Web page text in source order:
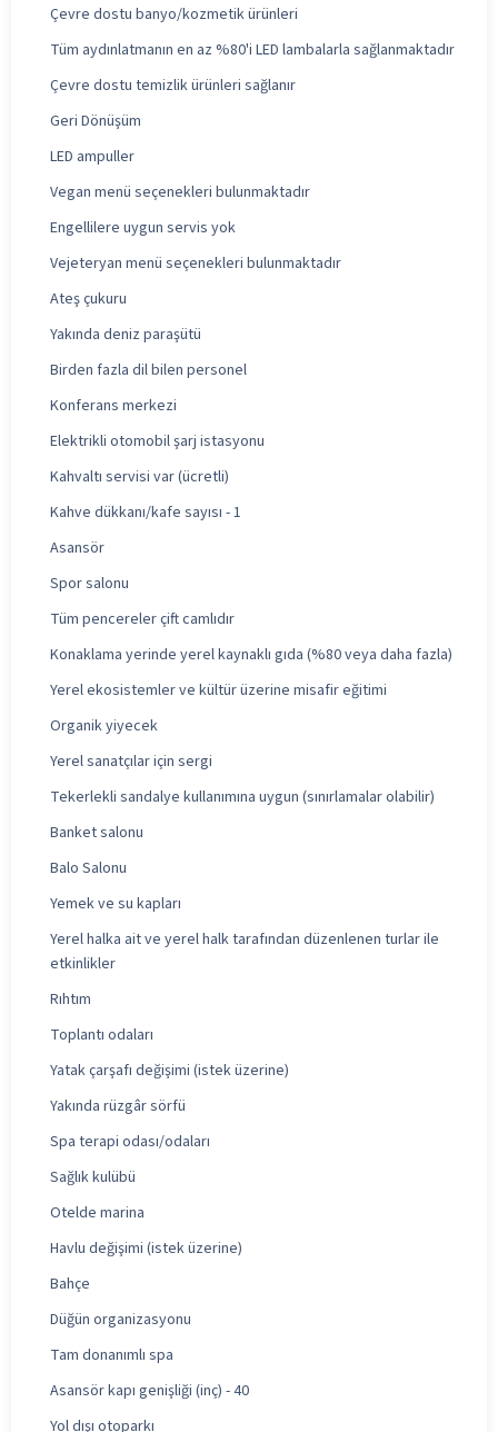
Çevre dostu banyo/kozmetik ürünleri
Tüm aydınlatmanın en az %80'i LED lambalarla sağlanmaktadır
Çevre dostu temizlik ürünleri sağlanır
Geri Dönüşüm
LED ampuller
Vegan menü seçenekleri bulunmaktadır
Engellilere uygun servis yok
Vejeteryan menü seçenekleri bulunmaktadır
Ateş çukuru
Yakında deniz paraşütü
Birden fazla dil bilen personel
Konferans merkezi
Elektrikli otomobil şarj istasyonu
Kahvaltı servisi var (ücretli)
Kahve dükkanı/kafe sayısı - 1
Asansör
Spor salonu
Tüm pencereler çift camlıdır
Konaklama yerinde yerel kaynaklı gıda (%80 veya daha fazla)
Yerel ekosistemler ve kültür üzerine misafir eğitimi
Organik yiyecek
Yerel sanatçılar için sergi
Tekerlekli sandalye kullanımına uygun (sınırlamalar olabilir)
Banket salonu
Balo Salonu
Yemek ve su kapları
Yerel halka ait ve yerel halk tarafından düzenlenen turlar ile
etkinlikler
Rıhtım
Toplantı odaları
Yatak çarşafı değişimi (istek üzerine)
Yakında rüzgâr sörfü
Spa terapi odası/odaları
Sağlık kulübü
Otelde marina
Havlu değişimi (istek üzerine)
Bahçe
Düğün organizasyonu
Tam donanımlı spa
Asansör kapı genişliği (inç) - 40
Yol dışı otoparkı